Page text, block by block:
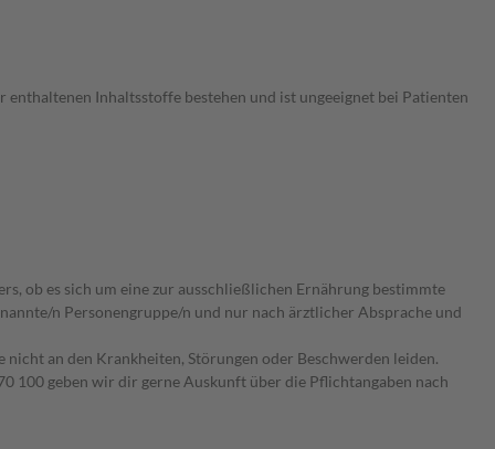
Inhaltsstoffe bestehen und ist ungeeignet bei Patienten
ob es sich um eine zur ausschließlichen Ernährung bestimmte
n Personengruppe/n und nur nach ärztlicher Absprache und
an den Krankheiten, Störungen oder Beschwerden leiden.
100 geben wir dir gerne Auskunft über die Pflichtangaben nach